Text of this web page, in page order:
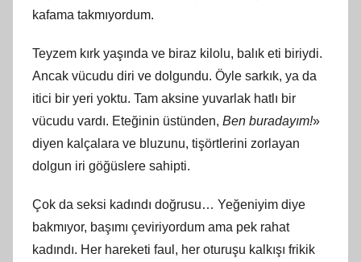
kafama takmıyordum.
Teyzem kırk yaşında ve biraz kilolu, balık eti biriydi.
Ancak vücudu diri ve dolgundu. Öyle sarkık, ya da
itici bir yeri yoktu. Tam aksine yuvarlak hatlı bir
vücudu vardı. Eteğinin üstünden, Ben buradayım!»
diyen kalçalara ve bluzunu, tişörtlerini zorlayan
dolgun iri göğüslere sahipti.
Çok da seksi kadındı doğrusu… Yeğeniyim diye
bakmıyor, başımı çeviriyordum ama pek rahat
kadındı. Her hareketi faul, her oturuşu kalkışı frikik